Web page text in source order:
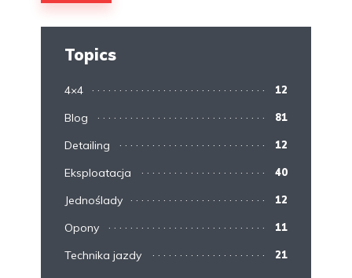
Topics
4×4 12
Blog 81
Detailing 12
Eksploatacja 40
Jednoślady 12
Opony 11
Technika jazdy 21